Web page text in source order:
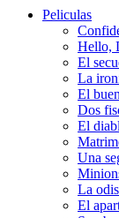
Peliculas
Hello,
El
La
El
Dos
El
Una
La
El